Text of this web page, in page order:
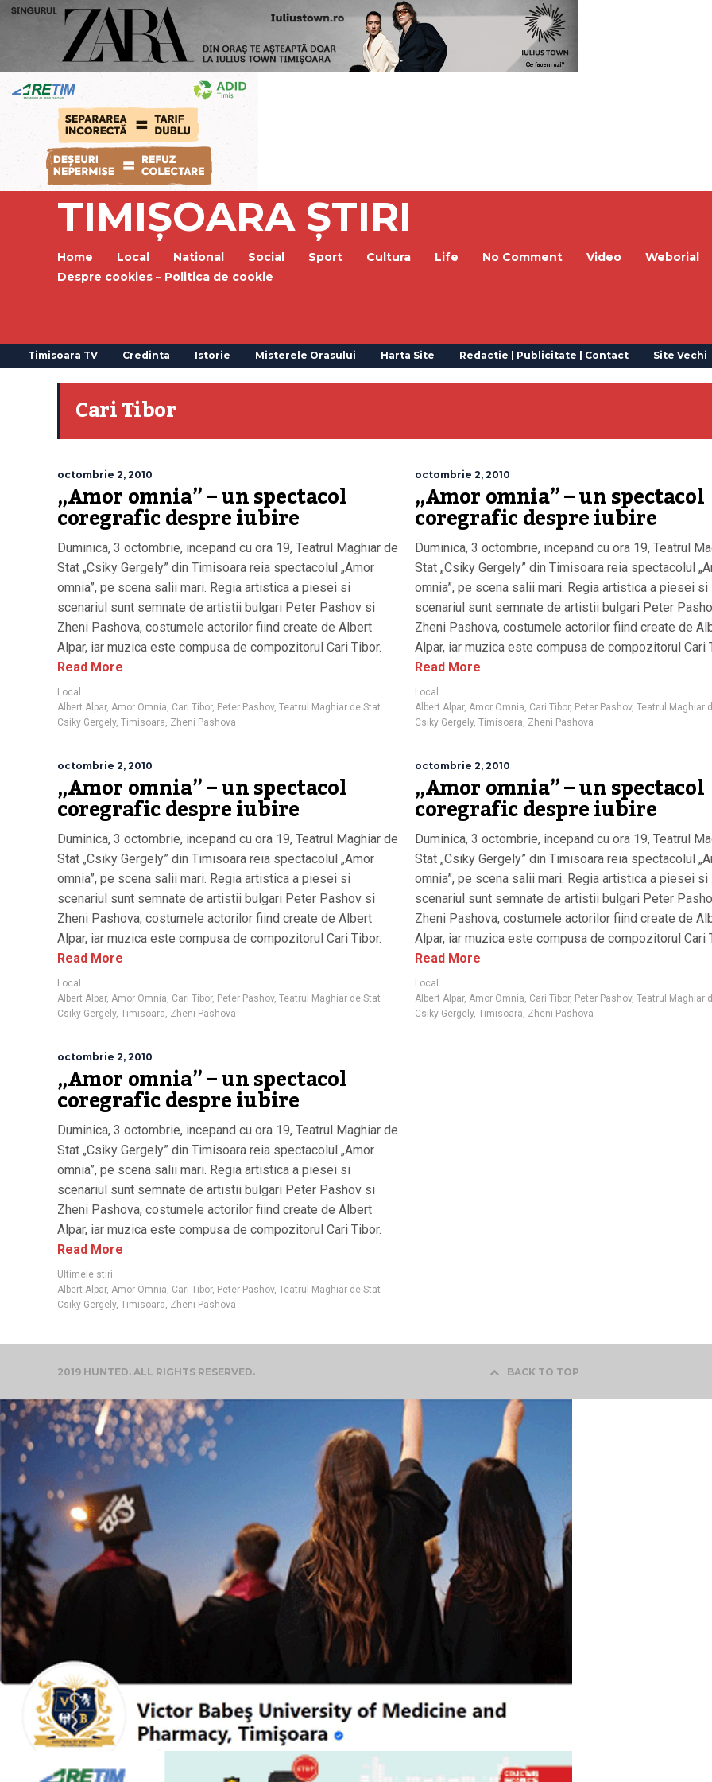
TIMIȘOARA ȘTIRI
Home Local National Social Sport Cultura Life No Comment Video Weborial
Despre cookies – Politica de cookie
Timisoara TV Credinta Istorie Misterele Orasului Harta Site Redactie | Publicitate | Contact Site Vechi
Cari Tibor
octombrie 2, 2010
„Amor omnia” – un spectacol
coregrafic despre iubire
Duminica, 3 octombrie, incepand cu ora 19, Teatrul Maghiar de
Stat „Csiky Gergely” din Timisoara reia spectacolul „Amor
omnia”, pe scena salii mari. Regia artistica a piesei si
scenariul sunt semnate de artistii bulgari Peter Pashov si
Zheni Pashova, costumele actorilor fiind create de Albert
Alpar, iar muzica este compusa de compozitorul Cari Tibor.
Read More
Local
Albert Alpar, Amor Omnia, Cari Tibor, Peter Pashov, Teatrul Maghiar de Stat
Csiky Gergely, Timisoara, Zheni Pashova
octombrie 2, 2010
„Amor omnia” – un spectacol
coregrafic despre iubire
Duminica, 3 octombrie, incepand cu ora 19, Teatrul
Stat „Csiky Gergely” din Timisoara reia spectacolul
omnia”, pe scena salii mari. Regia artistica a piesei si
scenariul sunt semnate de artistii bulgari Peter
Zheni Pashova, costumele actorilor fiind create de
Alpar, iar muzica este compusa de compozitorul Cari
Read More
Local
Albert Alpar, Amor Omnia, Cari Tibor, Peter Pashov, Teatrul Maghiar
Csiky Gergely, Timisoara, Zheni Pashova
octombrie 2, 2010
„Amor omnia” – un spectacol
coregrafic despre iubire
Duminica, 3 octombrie, incepand cu ora 19, Teatrul Maghiar de
Stat „Csiky Gergely” din Timisoara reia spectacolul „Amor
omnia”, pe scena salii mari. Regia artistica a piesei si
scenariul sunt semnate de artistii bulgari Peter Pashov si
Zheni Pashova, costumele actorilor fiind create de Albert
Alpar, iar muzica este compusa de compozitorul Cari Tibor.
Read More
Local
Albert Alpar, Amor Omnia, Cari Tibor, Peter Pashov, Teatrul Maghiar de Stat
Csiky Gergely, Timisoara, Zheni Pashova
octombrie 2, 2010
„Amor omnia” – un spectacol
coregrafic despre iubire
Duminica, 3 octombrie, incepand cu ora 19, Teatrul
Stat „Csiky Gergely” din Timisoara reia spectacolul
omnia”, pe scena salii mari. Regia artistica a piesei si
scenariul sunt semnate de artistii bulgari Peter
Zheni Pashova, costumele actorilor fiind create de
Alpar, iar muzica este compusa de compozitorul Cari
Read More
Local
Albert Alpar, Amor Omnia, Cari Tibor, Peter Pashov, Teatrul Maghiar
Csiky Gergely, Timisoara, Zheni Pashova
octombrie 2, 2010
„Amor omnia” – un spectacol
coregrafic despre iubire
Duminica, 3 octombrie, incepand cu ora 19, Teatrul Maghiar de
Stat „Csiky Gergely” din Timisoara reia spectacolul „Amor
omnia”, pe scena salii mari. Regia artistica a piesei si
scenariul sunt semnate de artistii bulgari Peter Pashov si
Zheni Pashova, costumele actorilor fiind create de Albert
Alpar, iar muzica este compusa de compozitorul Cari Tibor.
Read More
Ultimele stiri
Albert Alpar, Amor Omnia, Cari Tibor, Peter Pashov, Teatrul Maghiar de Stat
Csiky Gergely, Timisoara, Zheni Pashova
2019 HUNTED. ALL RIGHTS RESERVED. BACK TO TOP